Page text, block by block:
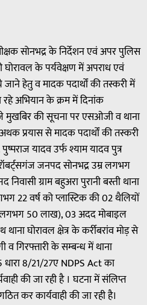
सोनभद्र के निर्देशन एवं अपर पुलिस
घोरावल के पर्यवेक्षण में अपराध एवं
हेतु व मादक पदार्थों की तस्करी में
अभियान के क्रम में दिनांक
की सूचना पर एसओजी व थाना
प्रयास से मादक पदार्थों की तस्करी
यादव उर्फ श्याम यादव पुत्र
जनपद सोनभद्र उम्र लगभग
ग्राम बहुअरा पुरानी बस्ती थाना
22 वर्ष को प्लास्टिक की 02 थैलियों
50 लाख), 03 अदद मोबाइल
घोरावल क्षेत्र के कर्रीबरांव मोड़ से
व गिरफ्तारी के सम्बन्ध में थाना
8/21/27ए NDPS Act का
की जा रही है । घटना में संलिप्त
कर कार्यवाही की जा रही है।